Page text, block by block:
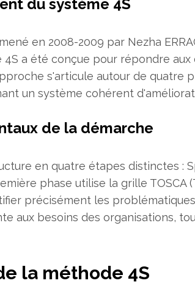
du système 4S
en 2008-2009 par Nezha
4S a été conçue pour répondre
s'articule autour de quatre
un système cohérent
de la démarche
en quatre étapes distinctes :
phase utilise la grille TOSCA
précisément les
aux besoins des organisations,
la méthode 4S